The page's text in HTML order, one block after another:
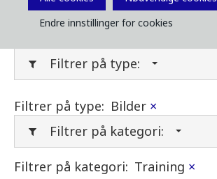
Endre innstillinger for cookies
Filter media
Filtrer på type:
Filtrer på type: Bilder ×
Filtrer på kategori:
Filtrer på kategori: Training ×